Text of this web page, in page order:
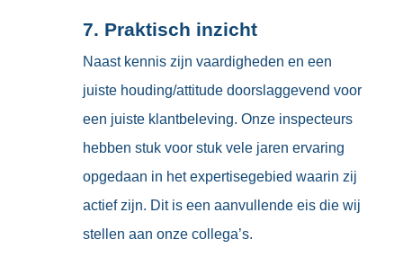
7. Praktisch inzicht
Naast kennis zijn vaardigheden en een
juiste houding/attitude doorslaggevend voor
een juiste klantbeleving. Onze inspecteurs
hebben stuk voor stuk vele jaren ervaring
opgedaan in het expertisegebied waarin zij
actief zijn. Dit is een aanvullende eis die wij
stellen aan onze collega’s.